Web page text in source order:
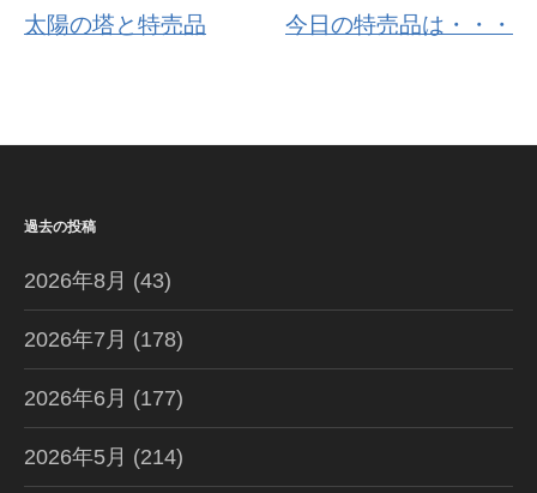
稿
シ
ョ
ン
太陽の塔と特売品 今日の特売品は・・・
過去の投稿
2026年8月 (43)
2026年7月 (178)
2026年6月 (177)
2026年5月 (214)